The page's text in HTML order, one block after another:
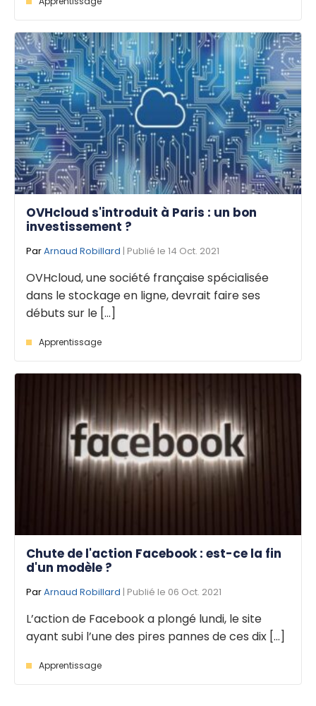
OVHcloud s'introduit à Paris : un bon
investissement ?
ParArnaud Robillard | Publié le 14 Oct. 2021
OVHcloud, une société française spécialisée
dans le stockage en ligne, devrait faire ses
débuts sur le [...]
Apprentissage
Chute de l'action Facebook : est-ce la fin
d'un modèle ?
ParArnaud Robillard | Publié le 06 Oct. 2021
L’action de Facebook a plongé lundi, le site
ayant subi l’une des pires pannes de ces dix [...]
Apprentissage